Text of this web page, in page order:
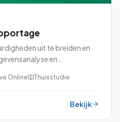
uit te breiden en
en
Online Thuisstudie
Bekijk